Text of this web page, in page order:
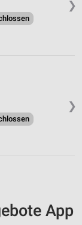
❯
❯
App